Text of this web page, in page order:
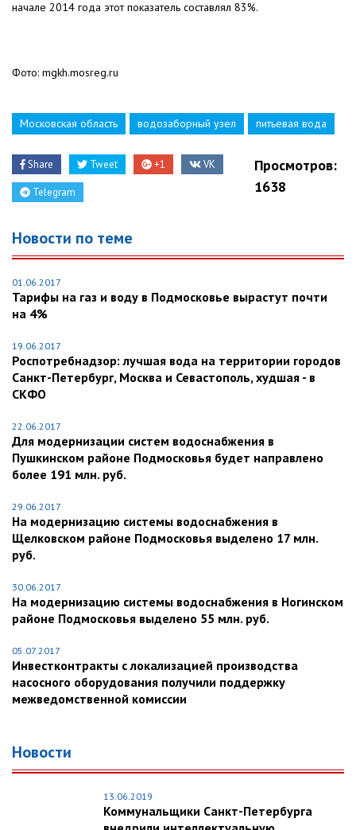
начале 2014 года этот показатель составлял 83%.
Фото: mgkh.mosreg.ru
Московская область водозаборный узел питьевая вода
Share Tweet +1 VK
Telegram
Просмотров:
1638
Новости по теме
01.06.2017
Тарифы на газ и воду в Подмосковье вырастут почти
на 4%
19.06.2017
Роспотребнадзор: лучшая вода на территории городов
Санкт-Петербург, Москва и Севастополь, худшая - в
СКФО
22.06.2017
Для модернизации систем водоснабжения в
Пушкинском районе Подмосковья будет направлено
более 191 млн. руб.
29.06.2017
На модернизацию системы водоснабжения в
Щелковском районе Подмосковья выделено 17 млн.
руб.
30.06.2017
На модернизацию системы водоснабжения в Ногинском
районе Подмосковья выделено 55 млн. руб.
05.07.2017
Инвестконтракты с локализацией производства
насосного оборудования получили поддержку
межведомственной комиссии
Новости
13.06.2019
Коммунальщики Санкт-Петербурга